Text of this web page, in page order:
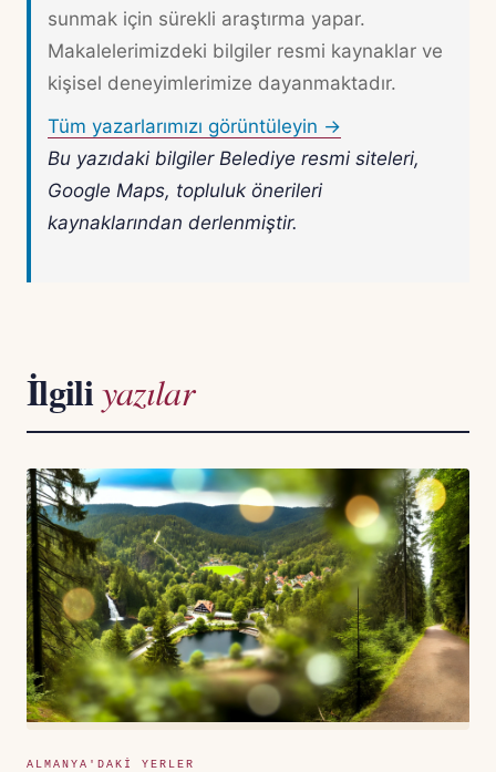
sunmak için sürekli araştırma yapar.
Makalelerimizdeki bilgiler resmi kaynaklar ve
kişisel deneyimlerimize dayanmaktadır.
Tüm yazarlarımızı görüntüleyin →
Bu yazıdaki bilgiler Belediye resmi siteleri,
Google Maps, topluluk önerileri
kaynaklarından derlenmiştir.
İlgiliyazılar
ALMANYA'DAKI YERLER